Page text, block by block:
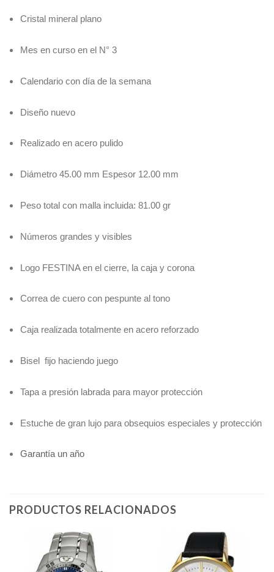
Cristal mineral plano
Mes en curso en el N° 3
Calendario con día de la semana
Diseño nuevo
Realizado en acero pulido
Diámetro 45.00 mm Espesor 12.00 mm
Peso total con malla incluida: 81.00 gr
Números grandes y visibles
Logo FESTINA en el cierre, la caja y corona
Correa de cuero con pespunte al tono
Caja realizada totalmente en acero reforzado
Bisel fijo haciendo juego
Tapa a presión labrada para mayor protección
Estuche de gran lujo para obsequios especiales y protección
Garantía un año
PRODUCTOS RELACIONADOS